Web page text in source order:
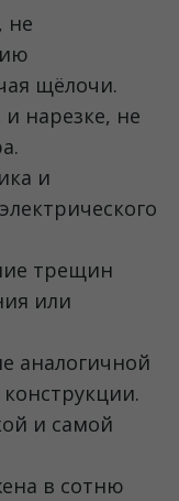
не
щёлочи.
нарезке, не
и
трещин
или
аналогичной
и самой
в сотню